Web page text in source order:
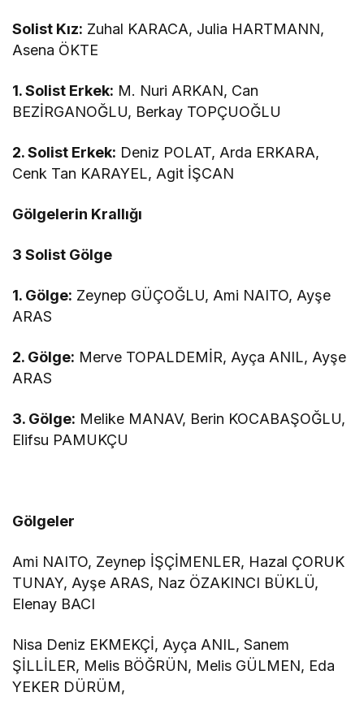
Solist Kız: Zuhal KARACA, Julia HARTMANN,
Asena ÖKTE
1. Solist Erkek: M. Nuri ARKAN, Can
BEZİRGANOĞLU, Berkay TOPÇUOĞLU
2. Solist Erkek: Deniz POLAT, Arda ERKARA,
Cenk Tan KARAYEL, Agit İŞCAN
Gölgelerin Krallığı
3 Solist Gölge
1. Gölge: Zeynep GÜÇOĞLU, Ami NAITO, Ayşe
ARAS
2. Gölge: Merve TOPALDEMİR, Ayça ANIL, Ayşe
ARAS
3. Gölge: Melike MANAV, Berin KOCABAŞOĞLU,
Elifsu PAMUKÇU
Gölgeler
Ami NAITO, Zeynep İŞÇİMENLER, Hazal ÇORUK
TUNAY, Ayşe ARAS, Naz ÖZAKINCI BÜKLÜ,
Elenay BACI
Nisa Deniz EKMEKÇİ, Ayça ANIL, Sanem
ŞİLLİLER, Melis BÖĞRÜN, Melis GÜLMEN, Eda
YEKER DÜRÜM,